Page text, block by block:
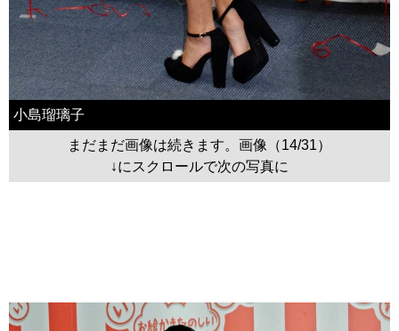
小島瑠璃子
まだまだ画像は続きます。画像（14/31）
↓にスクロールで次の写真に